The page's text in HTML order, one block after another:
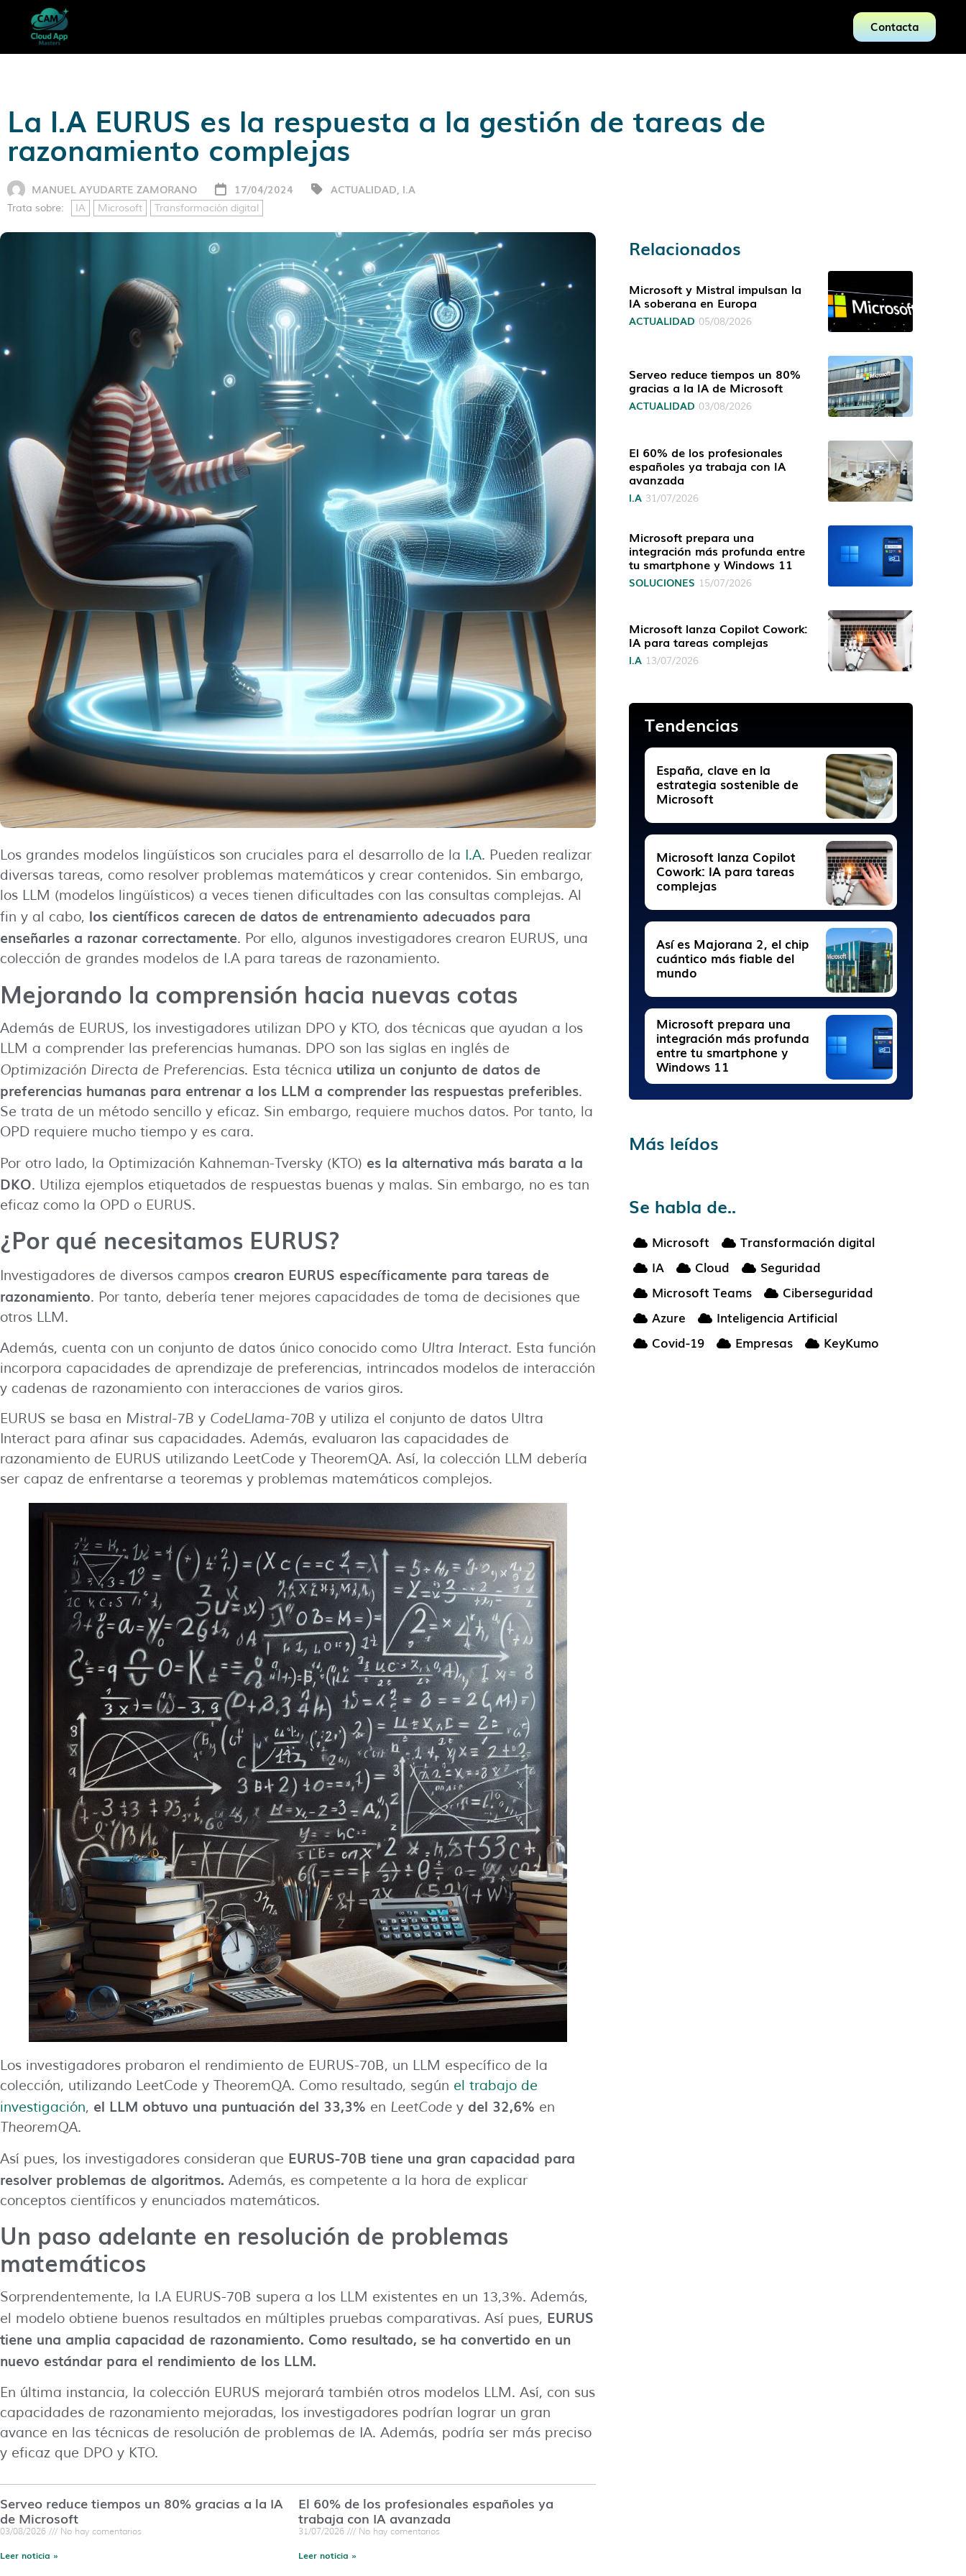
Contacta
La I.A EURUS es la respuesta a la gestión de tareas de
razonamiento complejas
MANUEL AYUDARTE ZAMORANO 17/04/2024 ACTUALIDAD, I.A
Trata sobre: IA Microsoft Transformación digital
Los grandes modelos lingüísticos son cruciales para el desarrollo de la I.A. Pueden realizar
diversas tareas, como resolver problemas matemáticos y crear contenidos. Sin embargo,
los LLM (modelos lingüísticos) a veces tienen dificultades con las consultas complejas. Al
fin y al cabo, los científicos carecen de datos de entrenamiento adecuados para
enseñarles a razonar correctamente. Por ello, algunos investigadores crearon EURUS, una
colección de grandes modelos de I.A para tareas de razonamiento.
Mejorando la comprensión hacia nuevas cotas
Además de EURUS, los investigadores utilizan DPO y KTO, dos técnicas que ayudan a los
LLM a comprender las preferencias humanas. DPO son las siglas en inglés de
Optimización Directa de Preferencias. Esta técnica utiliza un conjunto de datos de
preferencias humanas para entrenar a los LLM a comprender las respuestas preferibles.
Se trata de un método sencillo y eficaz. Sin embargo, requiere muchos datos. Por tanto, la
OPD requiere mucho tiempo y es cara.
Por otro lado, la Optimización Kahneman-Tversky (KTO) es la alternativa más barata a la
DKO. Utiliza ejemplos etiquetados de respuestas buenas y malas. Sin embargo, no es tan
eficaz como la OPD o EURUS.
¿Por qué necesitamos EURUS?
Investigadores de diversos campos crearon EURUS específicamente para tareas de
razonamiento. Por tanto, debería tener mejores capacidades de toma de decisiones que
otros LLM.
Además, cuenta con un conjunto de datos único conocido como Ultra Interact. Esta función
incorpora capacidades de aprendizaje de preferencias, intrincados modelos de interacción
y cadenas de razonamiento con interacciones de varios giros.
EURUS se basa en Mistral-7B y CodeLlama-70B y utiliza el conjunto de datos Ultra
Interact para afinar sus capacidades. Además, evaluaron las capacidades de
razonamiento de EURUS utilizando LeetCode y TheoremQA. Así, la colección LLM debería
ser capaz de enfrentarse a teoremas y problemas matemáticos complejos.
Los investigadores probaron el rendimiento de EURUS-70B, un LLM específico de la
colección, utilizando LeetCode y TheoremQA. Como resultado, según el trabajo de
investigación, el LLM obtuvo una puntuación del 33,3% en LeetCode y del 32,6% en
TheoremQA.
Así pues, los investigadores consideran que EURUS-70B tiene una gran capacidad para
resolver problemas de algoritmos. Además, es competente a la hora de explicar
conceptos científicos y enunciados matemáticos.
Un paso adelante en resolución de problemas
matemáticos
Sorprendentemente, la I.A EURUS-70B supera a los LLM existentes en un 13,3%. Además,
el modelo obtiene buenos resultados en múltiples pruebas comparativas. Así pues, EURUS
tiene una amplia capacidad de razonamiento. Como resultado, se ha convertido en un
nuevo estándar para el rendimiento de los LLM.
En última instancia, la colección EURUS mejorará también otros modelos LLM. Así, con sus
capacidades de razonamiento mejoradas, los investigadores podrían lograr un gran
avance en las técnicas de resolución de problemas de IA. Además, podría ser más preciso
y eficaz que DPO y KTO.
Serveo reduce tiempos un 80% gracias a la IA
de Microsoft
03/08/2026 No hay comentarios
Leer noticia »
El 60% de los profesionales españoles ya
trabaja con IA avanzada
31/07/2026 No hay comentarios
Leer noticia »
Relacionados
Microsoft y Mistral impulsan la
IA soberana en Europa
ACTUALIDAD 05/08/2026
Serveo reduce tiempos un 80%
gracias a la IA de Microsoft
ACTUALIDAD 03/08/2026
El 60% de los profesionales
españoles ya trabaja con IA
avanzada
I.A 31/07/2026
Microsoft prepara una
integración más profunda entre
tu smartphone y Windows 11
SOLUCIONES 15/07/2026
Microsoft lanza Copilot Cowork:
IA para tareas complejas
I.A 13/07/2026
Tendencias
España, clave en la
estrategia sostenible de
Microsoft
Microsoft lanza Copilot
Cowork: IA para tareas
complejas
Así es Majorana 2, el chip
cuántico más fiable del
mundo
Microsoft prepara una
integración más profunda
entre tu smartphone y
Windows 11
Más leídos
Se habla de..
Microsoft
Transformación digital
IA
Cloud
Seguridad
Microsoft Teams
Ciberseguridad
Azure
Inteligencia Artificial
Covid-19
Empresas KeyKumo